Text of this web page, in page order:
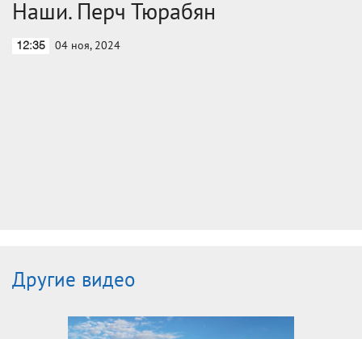
Наши. Перч Тюрабян
12:35 04 ноя, 2024
Другие видео